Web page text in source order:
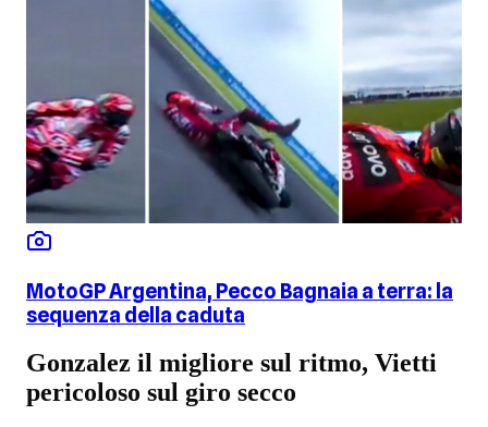
MotoGP Argentina, Pecco Bagnaia a terra: la
sequenza della caduta
Gonzalez il migliore sul ritmo, Vietti
pericoloso sul giro secco